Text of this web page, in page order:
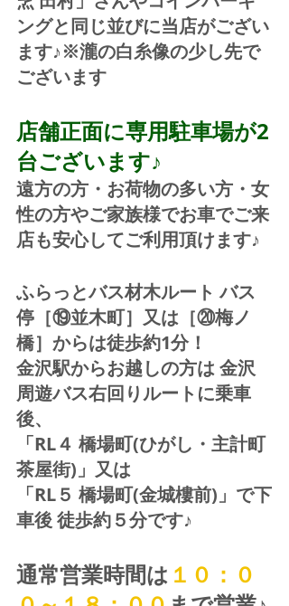
ングと同じ並びに当店がござい
ます♪※瀧の白糸像の少し先で
ございます
店舗正面に専用駐車場が2
台ございます♪
遠方の方・お荷物の多い方・女
性の方やご家族様でお車でご来
店も安心してご利用頂けます♪
ふらっとバス材木ルート バス
停［⑲並木町］又は［⑳梅ノ
橋］からは徒歩約1分！
金沢駅からお越しの方は 金沢
周遊バス右回りルートに乗車
後、
「RL４ 橋場町(ひがし・主計町
茶屋街)」又は
「RL５ 橋場町(金城樓前)」で下
車後 徒歩約５分です♪
通常営業時間は １０：０